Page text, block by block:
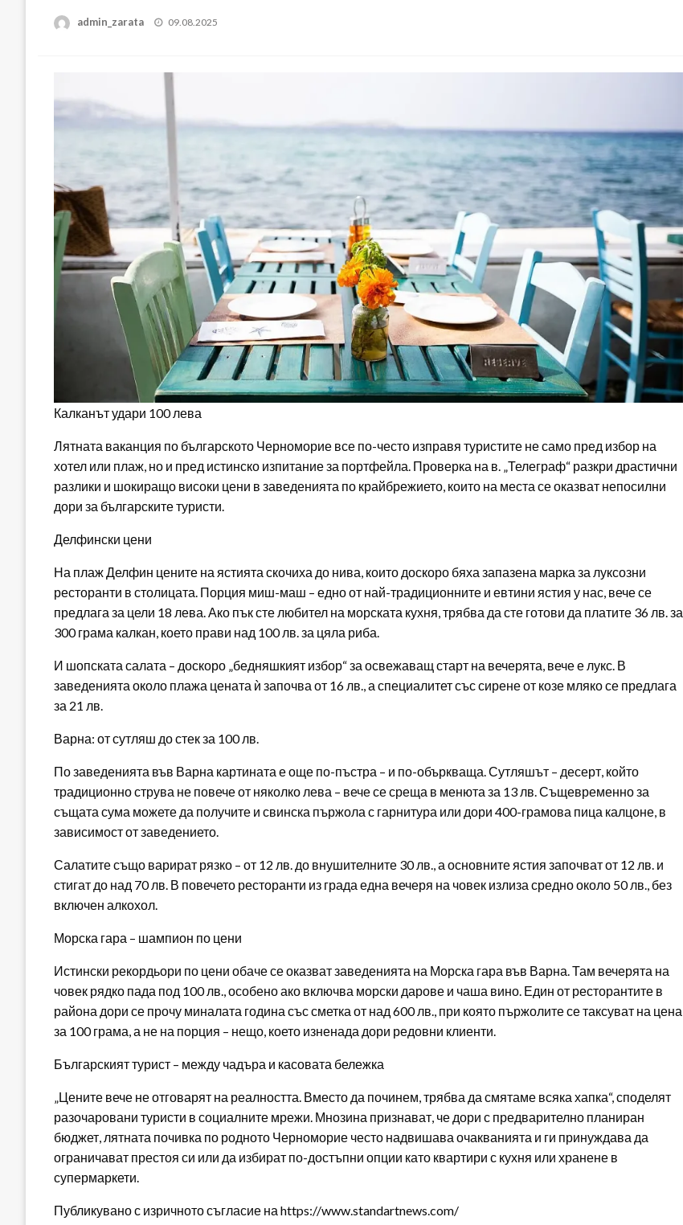
admin_zarata
Posted
09.08.2025
Калканът удари 100 лева
Лятната ваканция по българското Черноморие все по-често изправя туристите не само пред избор на
хотел или плаж, но и пред истинско изпитание за портфейла. Проверка на в. „Телеграф“ разкри драстични
разлики и шокиращо високи цени в заведенията по крайбрежието, които на места се оказват непосилни
дори за българските туристи.
Делфински цени
На плаж Делфин цените на ястията скочиха до нива, които доскоро бяха запазена марка за луксозни
ресторанти в столицата. Порция миш-маш – едно от най-традиционните и евтини ястия у нас, вече се
предлага за цели 18 лева. Ако пък сте любител на морската кухня, трябва да сте готови да платите 36 лв. за
300 грама калкан, което прави над 100 лв. за цяла риба.
И шопската салата – доскоро „бедняшкият избор“ за освежаващ старт на вечерята, вече е лукс. В
заведенията около плажа цената ѝ започва от 16 лв., а специалитет със сирене от козе мляко се предлага
за 21 лв.
Варна: от сутляш до стек за 100 лв.
По заведенията във Варна картината е още по-пъстра – и по-объркваща. Сутляшът – десерт, който
традиционно струва не повече от няколко лева – вече се среща в менюта за 13 лв. Същевременно за
същата сума можете да получите и свинска пържола с гарнитура или дори 400-грамова пица калцоне, в
зависимост от заведението.
Салатите също варират рязко – от 12 лв. до внушителните 30 лв., а основните ястия започват от 12 лв. и
стигат до над 70 лв. В повечето ресторанти из града една вечеря на човек излиза средно около 50 лв., без
включен алкохол.
Морска гара – шампион по цени
Истински рекордьори по цени обаче се оказват заведенията на Морска гара във Варна. Там вечерята на
човек рядко пада под 100 лв., особено ако включва морски дарове и чаша вино. Един от ресторантите в
района дори се прочу миналата година със сметка от над 600 лв., при която пържолите се таксуват на цена
за 100 грама, а не на порция – нещо, което изненада дори редовни клиенти.
Българският турист – между чадъра и касовата бележка
„Цените вече не отговарят на реалността. Вместо да починем, трябва да смятаме всяка хапка“, споделят
разочаровани туристи в социалните мрежи. Мнозина признават, че дори с предварително планиран
бюджет, лятната почивка по родното Черноморие често надвишава очакванията и ги принуждава да
ограничават престоя си или да избират по-достъпни опции като квартири с кухня или хранене в
супермаркети.
Публикувано с изричното съгласие на https://www.standartnews.com/